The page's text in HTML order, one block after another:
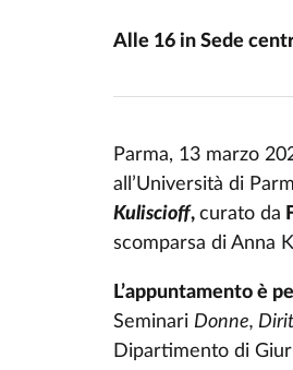
Alle 16 in Sede
Parma, 13 marzo
all’Università di
Kuliscioff,curato da
scomparsa di Anna
L’appuntamento è
Seminari Donne,
Dipartimento di